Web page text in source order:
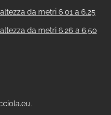
da metri 6.01 a 6.25
da metri 6.26 a 6.50
.